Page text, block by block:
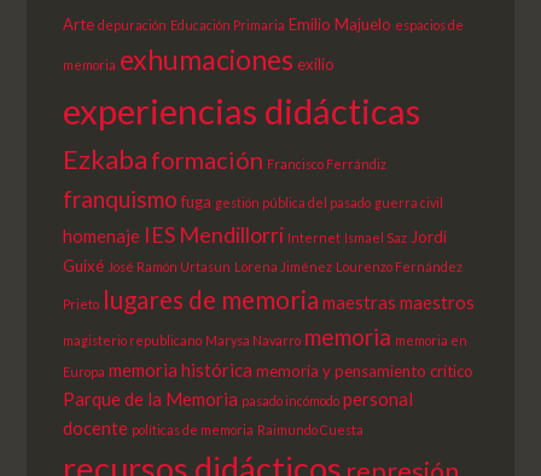
Arte depuración Educación Primaria Emilio Majuelo espacios de
memoria exhumaciones exilio
experiencias didácticas
Ezkaba formación Francisco Ferrándiz
franquismo fuga gestión pública del pasado guerra civil
homenaje IES Mendillorri Internet Ismael Saz Jordi
Guixé José Ramón Urtasun Lorena Jiménez Lourenzo Fernández
Prieto lugares de memoria maestras maestros
magisterio republicano Marysa Navarro memoria memoria en
Europa memoria histórica memoria y pensamiento crítico
Parque de la Memoria pasado incómodo personal
docente políticas de memoria Raimundo Cuesta